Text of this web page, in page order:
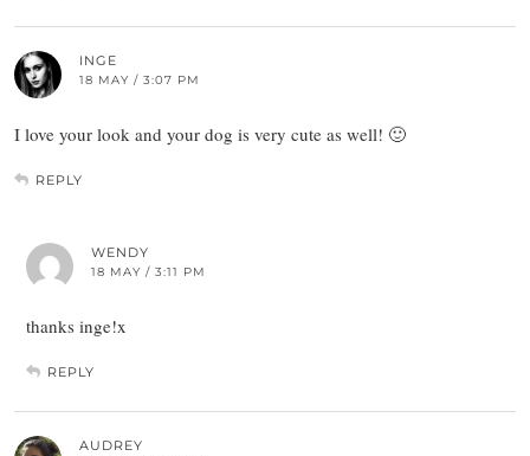
INGE
18 MAY / 3:07 PM
I love your look and your dog is very cute as well! 🙂
REPLY
WENDY
18 MAY / 3:11 PM
thanks inge!x
REPLY
AUDREY